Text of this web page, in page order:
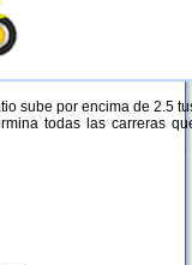
sube por encima de 2.5
todas las carreras